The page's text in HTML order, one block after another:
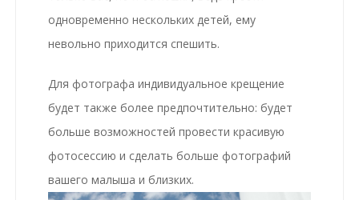
одновременно нескольких детей, ему
невольно приходится спешить.
Для фотографа индивидуальное крещение
будет также более предпочтительно: будет
больше возможностей провести красивую
фотосессию и сделать больше фотографий
вашего малыша и близких.